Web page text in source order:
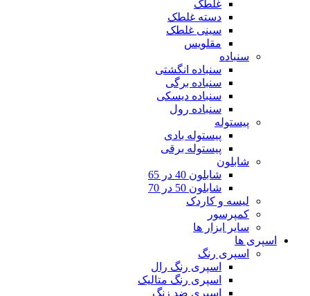
غلطک
دسته غلطک
سینی غلطک
مقلویس
سنباده
سنباده انگشتی
سنباده برگی
سنباده دیسکی
سنباده رول
پیستوله
پیستوله بادی
پیستوله برقی
شابلون
شابلون 40 در 65
شابلون 50 در 70
لیسه و کاردک
کمپرسور
سایر ابزار ها
اسپری ها
اسپری رنگ
اسپری رنگ رال
اسپری رنگ متالیک
اسپری ضد زنگ